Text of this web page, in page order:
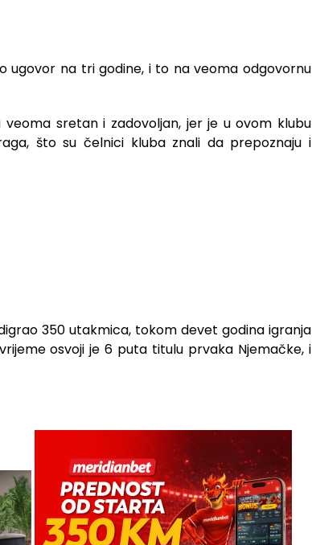
ugovor na tri godine, i to na veoma odgovornu
sretan i zadovoljan, jer je u ovom klubu
što su čelnici kluba znali da prepoznaju i
350 utakmica, tokom devet godina igranja
osvoji je 6 puta titulu prvaka Njemačke, i